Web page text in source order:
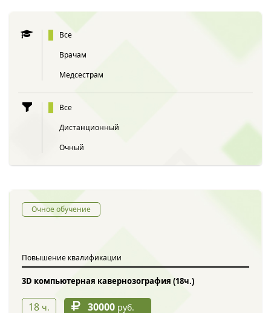
Все
Врачам
Медсестрам
Все
Дистанционный
Очный
Очное обучение
Повышение квалификации
3D компьютерная кавернозография (18ч.)
18 ч. 30000 руб.